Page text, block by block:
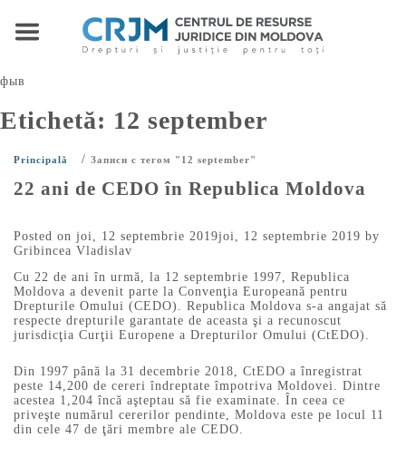
фыв
Etichetă: 12 september
Principală / Записи с тегом "12 september"
22 ani de CEDO în Republica Moldova
Posted on joi, 12 septembrie 2019joi, 12 septembrie 2019 by
Gribincea Vladislav
Cu 22 de ani în urmă, la 12 septembrie 1997, Republica
Moldova a devenit parte la Convenţia Europeană pentru
Drepturile Omului (CEDO). Republica Moldova s-a angajat să
respecte drepturile garantate de aceasta şi a recunoscut
jurisdicţia Curţii Europene a Drepturilor Omului (CtEDO).
Din 1997 până la 31 decembrie 2018, CtEDO a înregistrat
peste 14,200 de cereri îndreptate împotriva Moldovei. Dintre
acestea 1,204 încă aşteptau să fie examinate. În ceea ce
priveşte numărul cererilor pendinte, Moldova este pe locul 11
din cele 47 de ţări membre ale CEDO.